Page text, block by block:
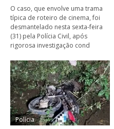
O caso, que envolve uma trama
típica de roteiro de cinema, foi
desmantelado nesta sexta-feira
(31) pela Polícia Civil, após
rigorosa investigação cond
Polícia